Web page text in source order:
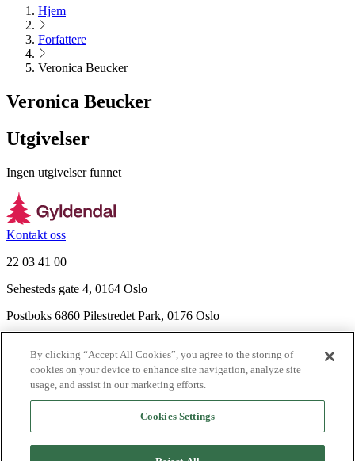
Hjem
Forfattere
Veronica Beucker
Veronica Beucker
Utgivelser
Ingen utgivelser funnet
Kontakt oss
22 03 41 00
Sehesteds gate 4, 0164 Oslo
Postboks 6860 Pilestredet Park, 0176 Oslo
Nyhetsbrev
Ledige stillinger
Send inn manus
By clicking “Accept All Cookies”, you agree to the storing of
cookies on your device to enhance site navigation, analyze site
usage, and assist in our marketing efforts.
Cookies Settings